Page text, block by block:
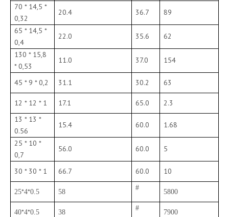
70 * 14,5 *
0,32
20.4 36.7
89
65 * 14,5 *
0,4
22.0 35.6
62
130 * 15,8
* 0,53
11.0 37.0 154
45 * 9 * 0,2 31.1 30.2 63
12 * 12 * 1 17.1 65.0
2.3
13 * 13 *
0.56
15.4 60.0
1.68
25 * 10 *
0,7
56.0 60.0 5
30 * 30 * 1 66.7 60.0 10
25*4*0.5 58
#
5800
40*4*0.5 38
#
7900